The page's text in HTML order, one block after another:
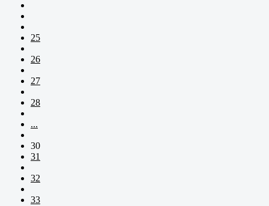
25
26
27
28
...
30
31
32
33